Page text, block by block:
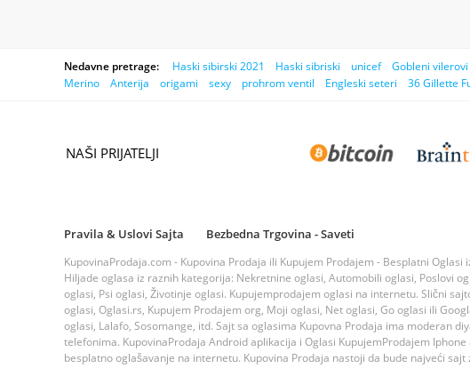
Nedavne pretrage: Haski sibirski 2021 Haski sibriski unicef Gobleni vilerovi
Merino
Anterija origami sexy prohrom ventil Engleski seteri 36 Gillette
NAŠI PRIJATELJI
Pravila & Uslovi Sajta Bezbedna Trgovina - Saveti
KupovinaProdaja.com - Kupovina Prodaja ili Kupujem Prodajem - Besplatni
Hiljade oglasa iz raznih kategorija: Nekretnine oglasi, Automobili oglasi, Poslovi
oglasi, Psi oglasi, Životinje oglasi. Kupujemprodajem oglasi na internetu. Slični
oglasi, Oglasi.rs, Kupujem Prodajem org, Moji oglasi, Net oglasi, Go oglasi ili
oglasi, Lalafo, Sosomange, itd. Sajt sa oglasima Kupovna Prodaja ima moderan
telefonima. KupovinaProdaja Android aplikacija i Oglasi KupujemProdajem
besplatno oglašavanje na internetu. Kupovina Prodaja nastoji da bude najveći